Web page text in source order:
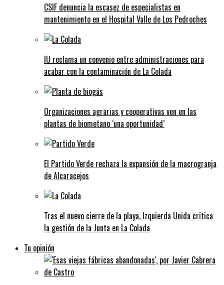
CSIF denuncia la escasez de especialistas en
mantenimiento en el Hospital Valle de Los Pedroches
IU reclama un convenio entre administraciones para
acabar con la contaminación de La Colada
Organizaciones agrarias y cooperativas ven en las
plantas de biometano ‘una oportunidad’
El Partido Verde rechaza la expansión de la macrogranja
de Alcaracejos
Tras el nuevo cierre de la playa, Izquierda Unida critica
la gestión de la Junta en La Colada
Tu opinión